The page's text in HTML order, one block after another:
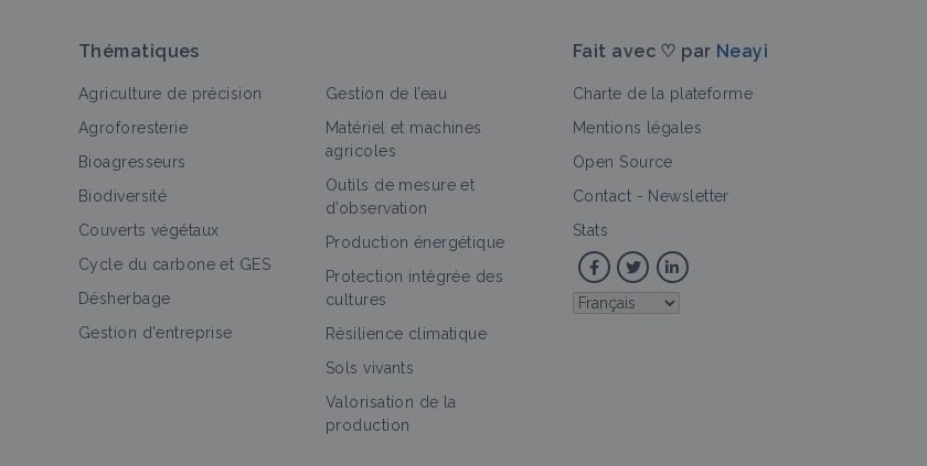
Culture et production Itinéraire technique Portail thématique
>
Pois
Culture et production
Thématiques
Agriculture de précision
Agroforesterie
Bioagresseurs
Biodiversité
Couverts végétaux
Cycle du carbone et GES
Désherbage
Gestion d'entreprise
Gestion de l’eau
Matériel et machines
agricoles
Outils de mesure et
d’observation
Production énergétique
Protection intégrée des
cultures
Résilience climatique
Sols vivants
Valorisation de la
production
Fait avec ♡ par Neayi
Charte de la plateforme
Mentions légales
Open Source
Contact - Newsletter
Stats